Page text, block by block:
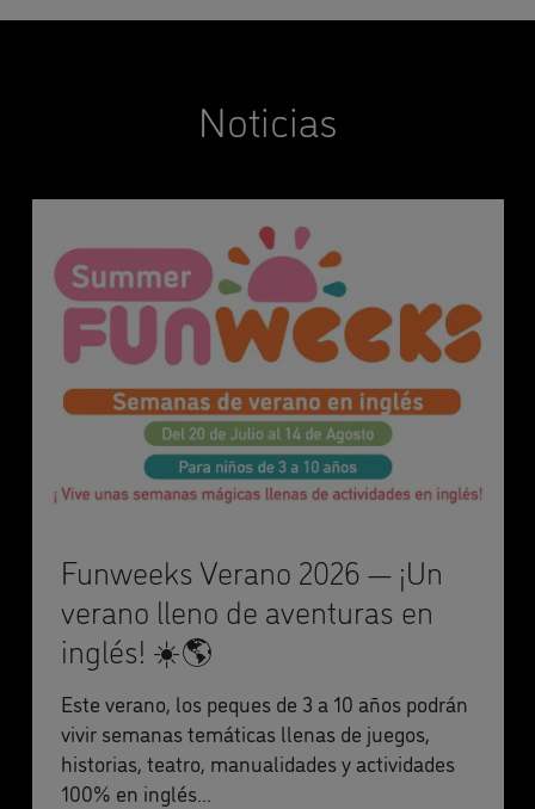
Noticias
Funweeks Verano 2026 — ¡Un
verano lleno de aventuras en
inglés! ☀️🌎
Este verano, los peques de 3 a 10 años podrán
vivir semanas temáticas llenas de juegos,
historias, teatro, manualidades y actividades
100% en inglés...